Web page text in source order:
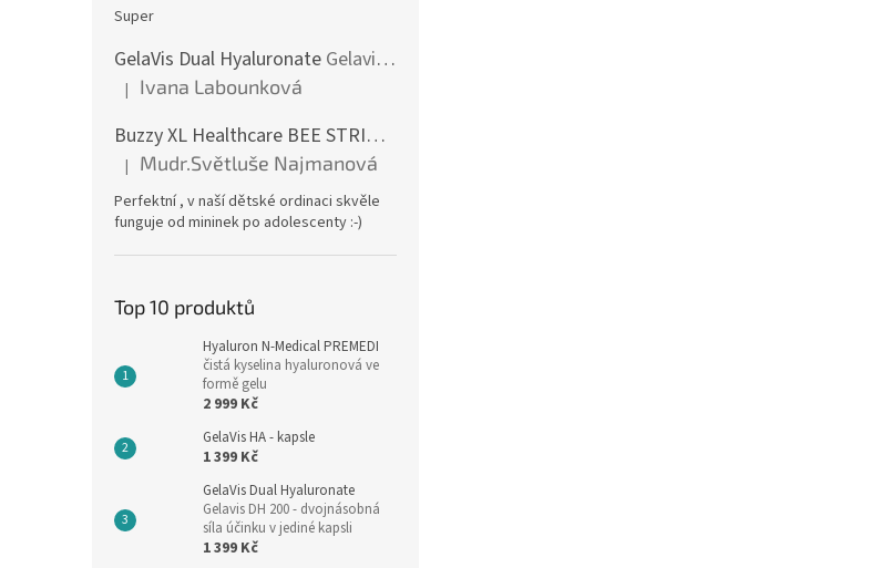
Super
GelaVis Dual Hyaluronate Gelavis DH 200 - dvojnásobná síla účinku v jediné kapsli
Hodnocení produktu je 5 z 5 hvězdiček.
| Ivana Labounková
Buzzy XL Healthcare BEE STRIPED
Hodnocení produktu je 5 z 5 hvězdiček.
| Mudr.Světluše Najmanová
Perfektní , v naší dětské ordinaci skvěle
funguje od mininek po adolescenty :-)
Top 10 produktů
Hyaluron N-Medical PREMEDI
čistá kyselina hyaluronová ve
formě gelu
2 999 Kč
GelaVis HA - kapsle
1 399 Kč
GelaVis Dual Hyaluronate
Gelavis DH 200 - dvojnásobná
síla účinku v jediné kapsli
1 399 Kč